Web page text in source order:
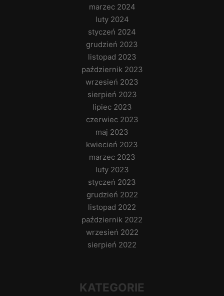
marzec 2024
luty 2024
styczeń 2024
grudzień 2023
listopad 2023
październik 2023
wrzesień 2023
sierpień 2023
lipiec 2023
czerwiec 2023
maj 2023
kwiecień 2023
marzec 2023
luty 2023
styczeń 2023
grudzień 2022
listopad 2022
październik 2022
wrzesień 2022
sierpień 2022
KATEGORIE